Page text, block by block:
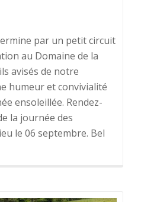
par un petit circuit
au Domaine de la
avisés de notre
humeur et convivialité
ensoleillée. Rendez-
la journée des
le 06 septembre. Bel